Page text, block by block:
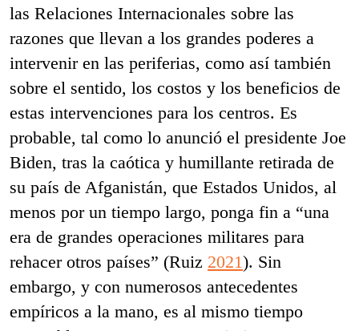
las Relaciones Internacionales sobre las
razones que llevan a los grandes poderes a
intervenir en las periferias, como así también
sobre el sentido, los costos y los beneficios de
estas intervenciones para los centros. Es
probable, tal como lo anunció el presidente Joe
Biden, tras la caótica y humillante retirada de
su país de Afganistán, que Estados Unidos, al
menos por un tiempo largo, ponga fin a “una
era de grandes operaciones militares para
rehacer otros países” (Ruiz 2021). Sin
embargo, y con numerosos antecedentes
empíricos a la mano, es al mismo tiempo